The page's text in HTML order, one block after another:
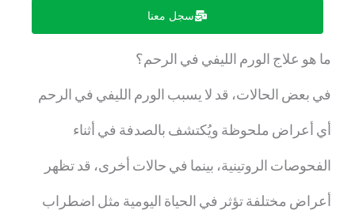
سجل معنا
ما هو علاج الورم الليفي في الرحم؟
في بعض الحالات، قد لا يسبب الورم الليفي في الرحم
أي أعراض ملحوظة ويُكتشف بالصدفة في أثناء
الفحوصات الروتينية، بينما في حالات أخرى، قد تظهر
أعراض مختلفة تؤثر في الحياة اليومية مثل اضطراب